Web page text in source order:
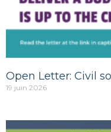
Open Letter: Civil
19 juin 2026